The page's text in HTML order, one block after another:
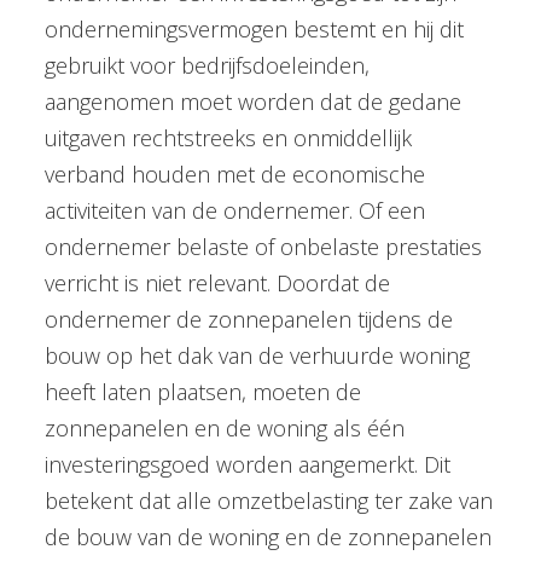
ondernemingsvermogen bestemt en hij dit
gebruikt voor bedrijfsdoeleinden,
aangenomen moet worden dat de gedane
uitgaven rechtstreeks en onmiddellijk
verband houden met de economische
activiteiten van de ondernemer. Of een
ondernemer belaste of onbelaste prestaties
verricht is niet relevant. Doordat de
ondernemer de zonnepanelen tijdens de
bouw op het dak van de verhuurde woning
heeft laten plaatsen, moeten de
zonnepanelen en de woning als één
investeringsgoed worden aangemerkt. Dit
betekent dat alle omzetbelasting ter zake van
de bouw van de woning en de zonnepanelen